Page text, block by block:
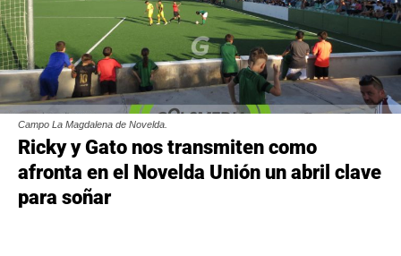
Campo La Magdalena de Novelda.
Ricky y Gato nos transmiten como
afronta en el Novelda Unión un abril clave
para soñar